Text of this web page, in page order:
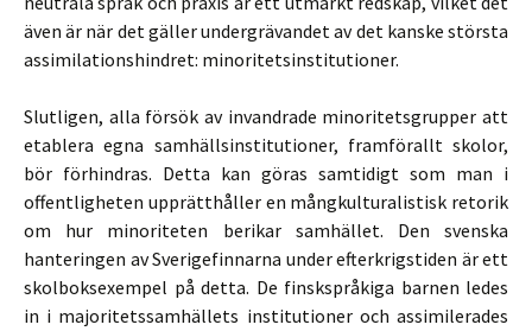
även är när det gäller undergrävandet av det kanske största
assimilationshindret: minoritetsinstitutioner.
Slutligen, alla försök av invandrade minoritetsgrupper att
etablera egna samhällsinstitutioner, framförallt skolor,
bör förhindras. Detta kan göras samtidigt som man i
offentligheten upprätthåller en mångkulturalistisk retorik
om hur minoriteten berikar samhället. Den svenska
hanteringen av Sverigefinnarna under efterkrigstiden är ett
skolboksexempel på detta. De finskspråkiga barnen ledes
in i majoritetssamhällets institutioner och assimilerades